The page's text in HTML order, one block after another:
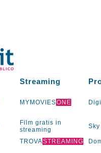
Streaming
MYMOVIESONE
Film gratis in
streaming
Sky
TROVASTREAMING